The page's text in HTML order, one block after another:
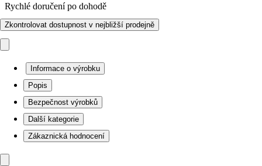
Rychlé doručení po dohodě
Zkontrolovat dostupnost v nejbližší prodejně
Informace o výrobku
Popis
Bezpečnost výrobků
Další kategorie
Zákaznická hodnocení